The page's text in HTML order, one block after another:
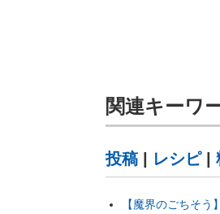
関連キーワ
投稿 レシピ|
【魔界のごちそ